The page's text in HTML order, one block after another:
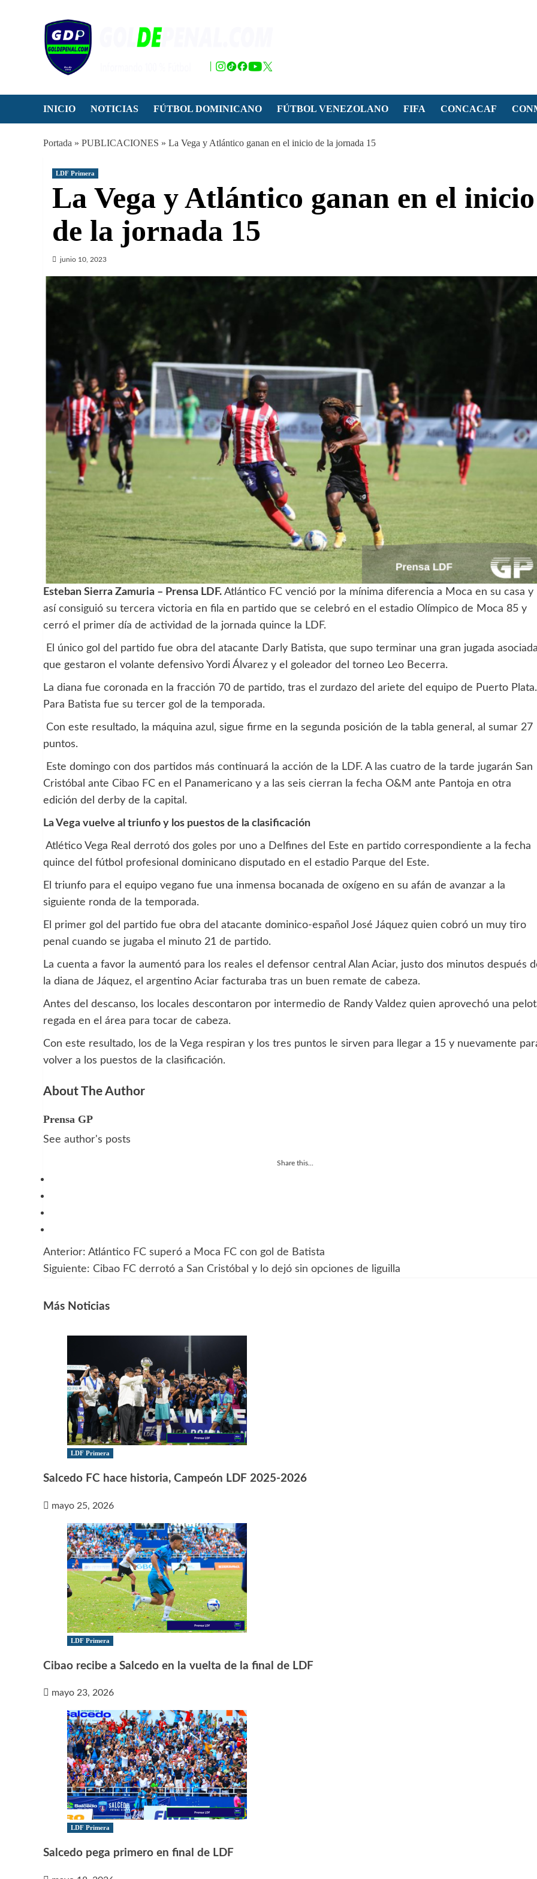
INICIO NOTICIAS FÚTBOL DOMINICANO FÚTBOL VENEZOLANO FIFA CONCACAF
Portada » PUBLICACIONES » La Vega y Atlántico ganan en el inicio de la jornada 15
LDF Primera
La Vega y Atlántico ganan en el inicio
de la jornada 15
junio 10, 2023
Esteban Sierra Zamuria – Prensa LDF. Atlántico FC venció por la mínima diferencia a Moca en su casa y
así consiguió su tercera victoria en fila en partido que se celebró en el estadio Olímpico de Moca 85 y
cerró el primer día de actividad de la jornada quince la LDF.
El único gol del partido fue obra del atacante Darly Batista, que supo terminar una gran jugada
que gestaron el volante defensivo Yordi Álvarez y el goleador del torneo Leo Becerra.
La diana fue coronada en la fracción 70 de partido, tras el zurdazo del ariete del equipo de Puerto Plata.
Para Batista fue su tercer gol de la temporada.
Con este resultado, la máquina azul, sigue firme en la segunda posición de la tabla general, al sumar 27
puntos.
Este domingo con dos partidos más continuará la acción de la LDF. A las cuatro de la tarde jugarán San
Cristóbal ante Cibao FC en el Panamericano y a las seis cierran la fecha O&M ante Pantoja en otra
edición del derby de la capital.
La Vega vuelve al triunfo y los puestos de la clasificación
Atlético Vega Real derrotó dos goles por uno a Delfines del Este en partido correspondiente a la fecha
quince del fútbol profesional dominicano disputado en el estadio Parque del Este.
El triunfo para el equipo vegano fue una inmensa bocanada de oxígeno en su afán de avanzar a la
siguiente ronda de la temporada.
El primer gol del partido fue obra del atacante dominico-español José Jáquez quien cobró un muy tiro
penal cuando se jugaba el minuto 21 de partido.
La cuenta a favor la aumentó para los reales el defensor central Alan Aciar, justo dos minutos después
la diana de Jáquez, el argentino Aciar facturaba tras un buen remate de cabeza.
Antes del descanso, los locales descontaron por intermedio de Randy Valdez quien aprovechó una
regada en el área para tocar de cabeza.
Con este resultado, los de la Vega respiran y los tres puntos le sirven para llegar a 15 y nuevamente
volver a los puestos de la clasificación.
About The Author
Prensa GP
See author's posts
Share this...
Navegación
entradas
Anterior: Atlántico FC superó a Moca FC con gol de Batista
Siguiente: Cibao FC derrotó a San Cristóbal y lo dejó sin opciones de liguilla
Más Noticias
LDF Primera
Salcedo FC hace historia, Campeón LDF 2025-2026
mayo 25, 2026
LDF Primera
Cibao recibe a Salcedo en la vuelta de la final de LDF
mayo 23, 2026
LDF Primera
Salcedo pega primero en final de LDF